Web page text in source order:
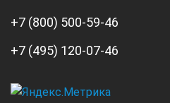
для каждого стробирующего
+7 (800) 500-59-46
+7 (495) 120-07-46